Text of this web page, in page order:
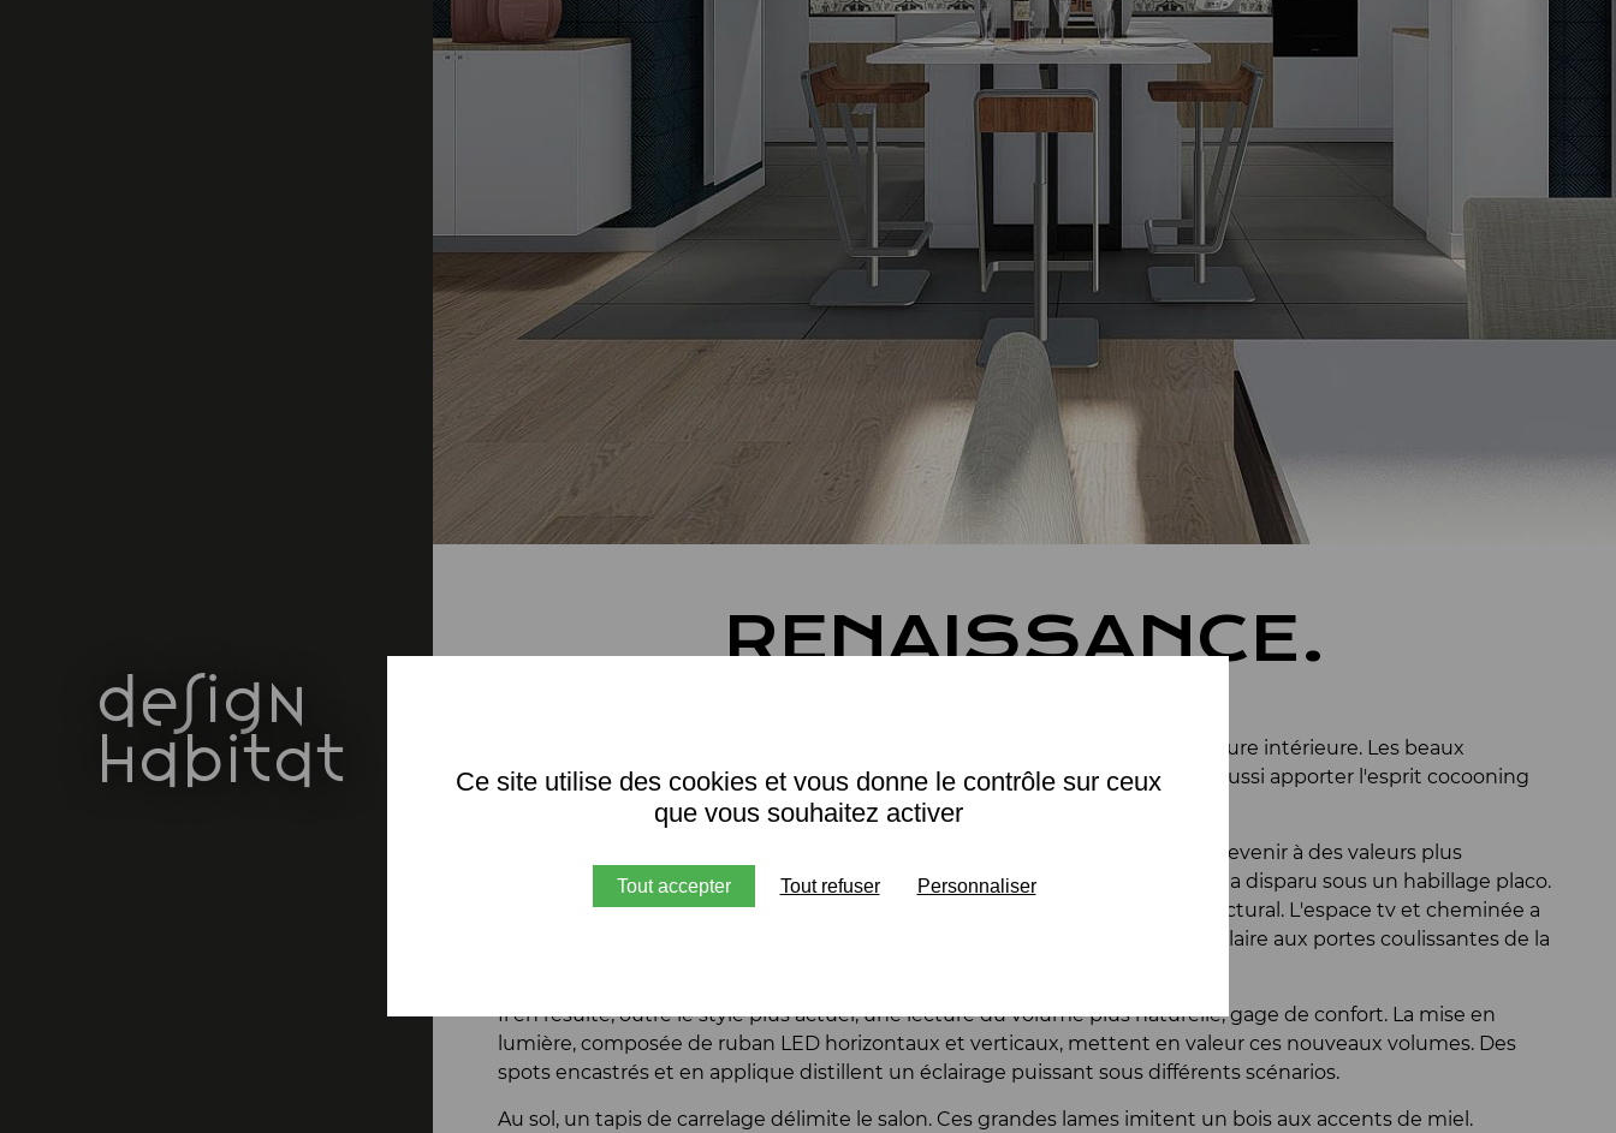
design
habitat
RENAISSANCE.
Le projet de rénovation a commencé avec une étude sérieuse de l'architecture intérieure. Les beaux
volumes du salon ont été rééquilibrés, afin de magnifier les hauteurs mais aussi apporter l'esprit cocooning
qui faisait défaut.
Dans le salon, une mezzanine factice a permis de diminuer la hauteur pour revenir à des valeurs plus
accueillantes. Puis la demi-ferme de la charpente apparente, peu gracieuse, a disparu sous un habillage placo.
Cet ensemble a transformé la sous pente existante en beau volume architectural. L'espace tv et cheminée a
été supprimé et remplacé par un nouvel ensemble, cette fois-ci perpendiculaire aux portes coulissantes de la
Il en résulte, outre le style plus actuel, une lecture du volume plus naturelle, gage de confort. La mise en
lumière, composée de ruban LED horizontaux et verticaux, mettent en valeur ces nouveaux volumes. Des
spots encastrés et en applique distillent un éclairage puissant sous différents scénarios.
Au sol, un tapis de carrelage délimite le salon. Ces grandes lames imitent un bois aux accents de miel.
Ce site utilise des cookies et vous donne le contrôle sur ceux
que vous souhaitez activer
Tout accepter Tout refuser Personnaliser